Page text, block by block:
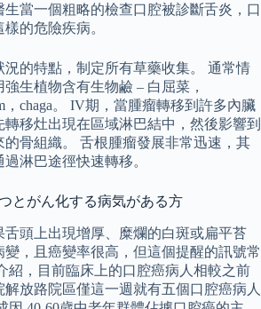
當一個粗略的檢查口腔被診斷舌炎，口
的危險疾病。
況的特點，制定所有草藥收集。 通常情
生植物含有生物鹼 – 白屈菜，
，chaga。 IV期，當腫瘤轉移到許多內臟
移灶出現在區域淋巴結中，然後影響到
的骨組織。 舌根腫瘤發展非常迅速，其
淋巴途徑快速轉移。
とがん化する病気がある方
頭上出現增厚、糜爛的白斑或扁平苔
，且癌變率很高，但這個提醒的訊號常
紹，目前臨床上的口腔癌病人相較之前
放路院區僅這一週就有五個口腔癌病人